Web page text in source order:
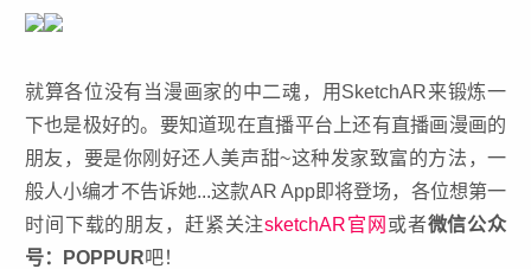
就算各位没有当漫画家的中二魂，用SketchAR来锻炼一
下也是极好的。要知道现在直播平台上还有直播画漫画的
朋友，要是你刚好还人美声甜~这种发家致富的方法，一
般人小编才不告诉她...这款AR App即将登场，各位想第一
时间下载的朋友，赶紧关注sketchAR官网 或者微信公众
号：POPPUR吧！